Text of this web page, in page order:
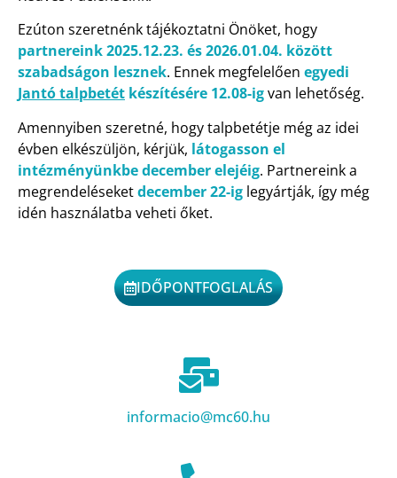
Ezúton szeretnénk tájékoztatni Önöket, hogy
partnereink 2025.12.23. és 2026.01.04. között
szabadságon lesznek. Ennek megfelelően egyedi
Jantó talpbetét készítésére 12.08-igvan lehetőség.
Amennyiben szeretné, hogy talpbetétje még az idei
évben elkészüljön, kérjük, látogasson el
intézményünkbe december elejéig. Partnereink a
megrendeléseketdecember 22-ig legyártják, így még
idén használatba veheti őket.
IDŐPONTFOGLALÁS
informacio@mc60.hu